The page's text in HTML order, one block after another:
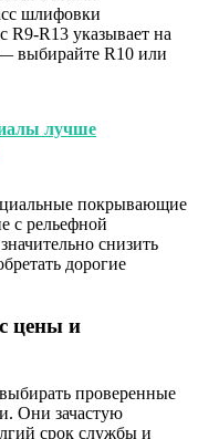
шлифовки
R9-R13 указывает на
выбирайте R10 или
лучше
покрывающие
с рельефной
снизить
дорогие
цены и
проверенные
Они зачастую
срок службы и